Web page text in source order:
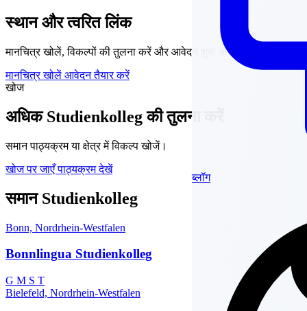
ब्लॉग
स्थान और त्वरित लिंक
मानचित्र खोलें, विकल्पों की तुलना करें और आवेदन शुरू करें।
मानचित्र खोलें आवेदन तैयार करें
खोज
अधिक Studienkolleg की तुलना करें
समान पाठ्यक्रम या क्षेत्र में विकल्प खोजें।
खोज पर जाएँपाठ्यक्रम देखें
समान Studienkolleg
Bonn, Nordrhein-Westfalen
Bonnlingua Studienkolleg
G M S T
Bielefeld, Nordrhein-Westfalen